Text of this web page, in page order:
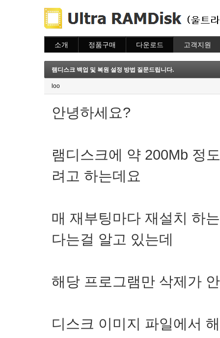
소개 정품구매
주문조회
이용안내
다운로드 고객지원
질문하기
램디스크 백업 및 복원 설정 방법 질문드립니다.
loo
안녕하세요?
램디스크에 약 200Mb 정
려고 하는데요
매 재부팅마다 재설치 하
다는걸 알고 있는데
해당 프로그램만 삭제가
디스크 이미지 파일에서